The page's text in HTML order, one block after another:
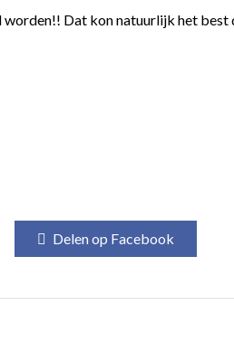
Dat kon natuurlijk het best
Delen op Facebook